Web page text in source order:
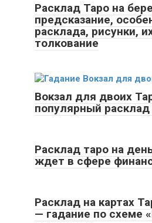
Расклад Таро на
предсказание,
расклада, рисунки,
толкование
Вокзал для двоих
популярный
Расклад таро на
ждет в сфере
Расклад на картах
— гадание по схеме